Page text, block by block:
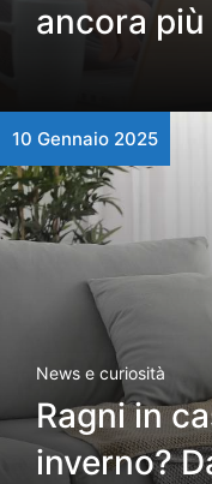
ancora
10 Gennaio 2025
News e curiosità
Ragni in
inverno?